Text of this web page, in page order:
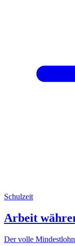
Schulzeit
Arbeit
Der volle Mindestlohn